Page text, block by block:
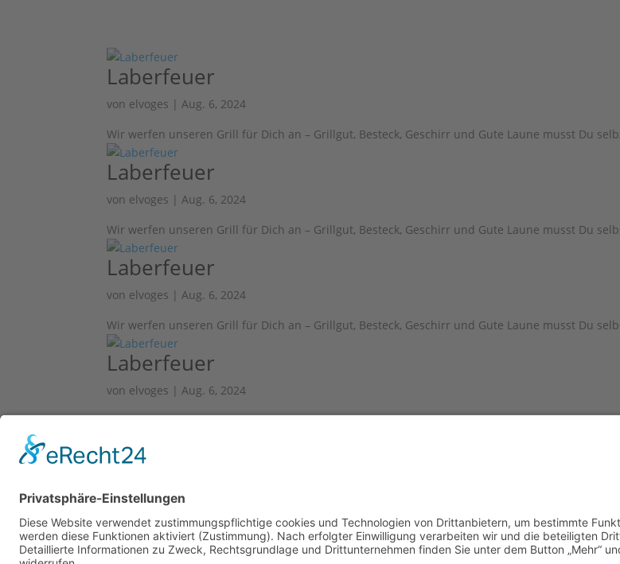
Laberfeuer
von elvoges |Aug. 6, 2024
Wir werfen unseren Grill für Dich an – Grillgut, Besteck, Geschirr und Gute Laune musst Du
Laberfeuer
von elvoges |Aug. 6, 2024
Wir werfen unseren Grill für Dich an – Grillgut, Besteck, Geschirr und Gute Laune musst Du
Laberfeuer
von elvoges |Aug. 6, 2024
Wir werfen unseren Grill für Dich an – Grillgut, Besteck, Geschirr und Gute Laune musst Du
Laberfeuer
von elvoges |Aug. 6, 2024
Laberfeuer
Wir werfen unseren Grill für Dich an – Grillgut, Besteck, Geschirr und Gute Laune musst Du
« Ältere Einträge